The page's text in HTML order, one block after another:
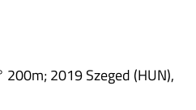
200m; 2019 Szeged (HUN),